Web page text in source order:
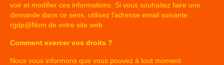
voir et modifier ces informations. Si vous souhaitez faire une
demande dans ce sens, utilisez l’adresse email suivante :
rgdp@Nom de votre site web
Comment exercer vos droits ?
Nous vous informons que vous pouvez à tout moment